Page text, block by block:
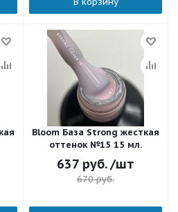
Bloom База Strong жесткая
оттенок №15 15 мл.
637 руб. /шт
670руб.